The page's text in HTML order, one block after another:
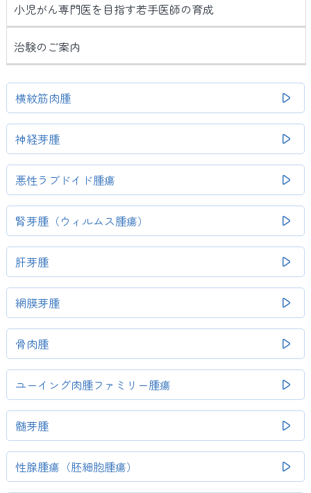
小児がん専門医を目指す若手医師の育成
治験のご案内
横紋筋肉腫
神経芽腫
悪性ラブドイド腫瘍
腎芽腫（ウィルムス腫瘍）
肝芽腫
網膜芽腫
骨肉腫
ユーイング肉腫ファミリー腫瘍
髄芽腫
性腺腫瘍（胚細胞腫瘍）